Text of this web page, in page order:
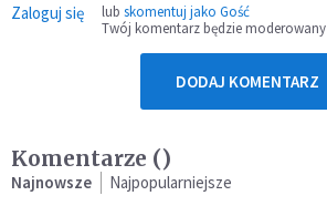
Zaloguj się lub skomentuj jako Gość
Twój komentarz będzie moderowany
DODAJ KOMENTARZ
Komentarze ()
Najnowsze Najpopularniejsze